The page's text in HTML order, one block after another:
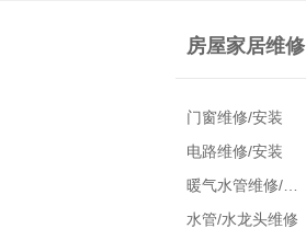
房屋家居维修
门窗维修/安装
电路维修/安装
水管/水龙头维修